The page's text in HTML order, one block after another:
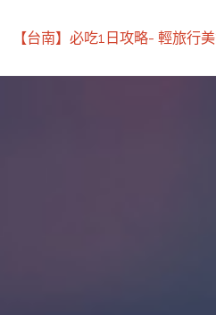
【台南】必吃1日攻略- 輕旅行